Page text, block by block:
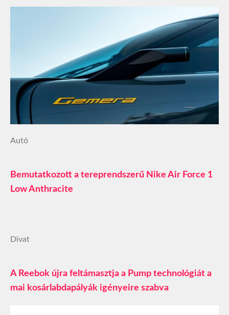
Autó
Bemutatkozott a tereprendszerű Nike Air Force 1
Low Anthracite
Divat
A Reebok újra feltámasztja a Pump technológiát a
mai kosárlabdapályák igényeire szabva